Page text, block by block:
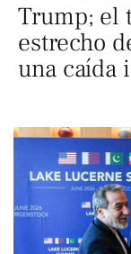
Trump; el
estrecho
una caída